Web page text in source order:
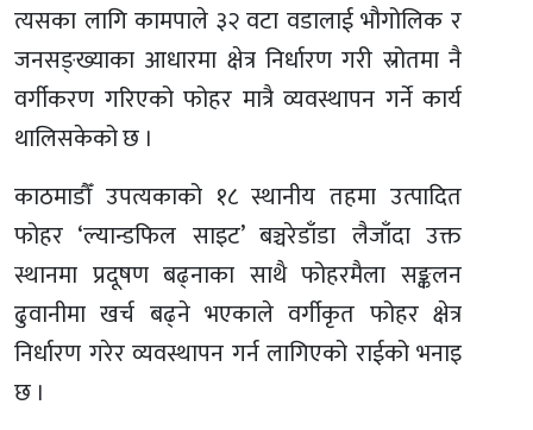
त्यसका लागि कामपाले ३२ वटा वडालाई भौगोलिक र
जनसङ्ख्याका आधारमा क्षेत्र निर्धारण गरी स्रोतमा नै
वर्गीकरण गरिएको फोहर मात्रै व्यवस्थापन गर्ने कार्य
थालिसकेको छ ।
काठमाडौँ उपत्यकाको १८ स्थानीय तहमा उत्पादित
फोहर ‘ल्यान्डफिल साइट’ बञ्चरेडाँडा लैजाँदा उक्त
स्थानमा प्रदूषण बढ्नाका साथै फोहरमैला सङ्कलन
ढुवानीमा खर्च बढ्ने भएकाले वर्गीकृत फोहर क्षेत्र
निर्धारण गरेर व्यवस्थापन गर्न लागिएको राईको भनाइ
छ ।